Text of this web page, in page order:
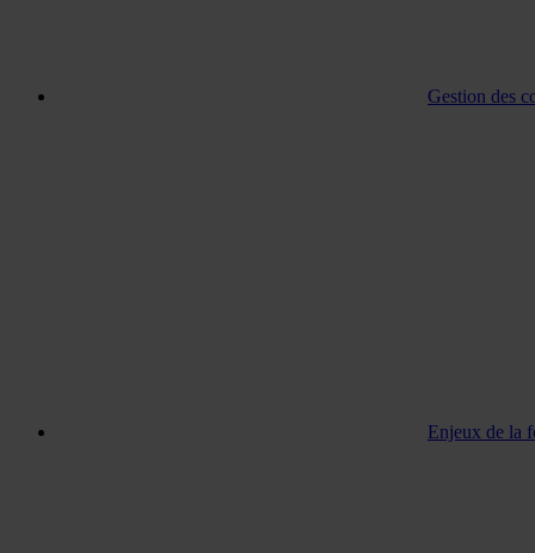
Gestion des
Enjeux de la